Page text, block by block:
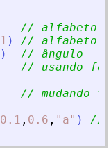
// alfabeto
1 )
// alfabeto
)
// ângulo
// usando
// mudando
0.1 , 0.6 , " a" )
//